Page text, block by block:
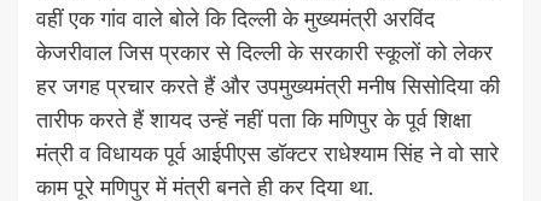
वहीं एक गांव वाले बोले कि दिल्ली के मुख्यमंत्री अरविंद
केजरीवाल जिस प्रकार से दिल्ली के सरकारी स्कूलों को लेकर
हर जगह प्रचार करते हैं और उपमुख्यमंत्री मनीष सिसोदिया की
तारीफ करते हैं शायद उन्हें नहीं पता कि मणिपुर के पूर्व शिक्षा
मंत्री व विधायक पूर्व आईपीएस डॉक्टर राधेश्याम सिंह ने वो सारे
काम पूरे मणिपुर में मंत्री बनते ही कर दिया था.